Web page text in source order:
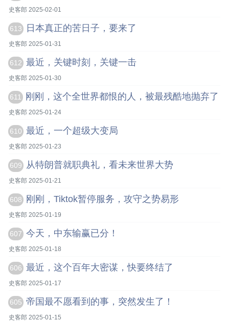
史客郎 2025-02-01
613 日本真正的苦日子，要来了
史客郎 2025-01-31
612 最近，关键时刻，关键一击
史客郎 2025-01-30
611 刚刚，这个全世界都恨的人，被最残酷地抛弃了
史客郎 2025-01-24
610 最近，一个超级大变局
史客郎 2025-01-23
609 从特朗普就职典礼，看未来世界大势
史客郎 2025-01-21
608 刚刚，Tiktok暂停服务，攻守之势易形
史客郎 2025-01-19
607 今天，中东输赢已分！
史客郎 2025-01-18
606 最近，这个百年大密谋，快要终结了
史客郎 2025-01-17
605 帝国最不愿看到的事，突然发生了！
史客郎 2025-01-15